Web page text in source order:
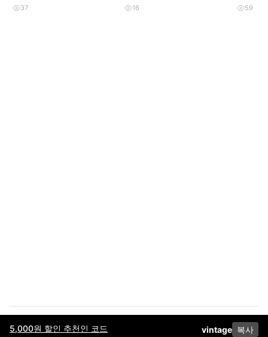
5,000원 할인 추천인 코드 vintage 복사
37 16 59